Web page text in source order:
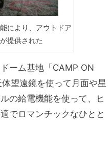
により、アウトドア
提供された
ーム基地「CAMP ON
望遠鏡を使って月面や星
の給電機能を使って、ヒ
でロマンチックなひとと